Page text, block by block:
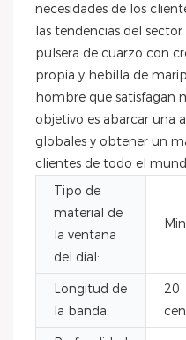
necesidades de los
las tendencias del
pulsera de cuarzo con
propia y hebilla de
hombre que satisfagan
objetivo es abarcar una
globales y obtener un
clientes de todo el
Tipo de
material de
la ventana
del dial:
Longitud de
la banda:
20